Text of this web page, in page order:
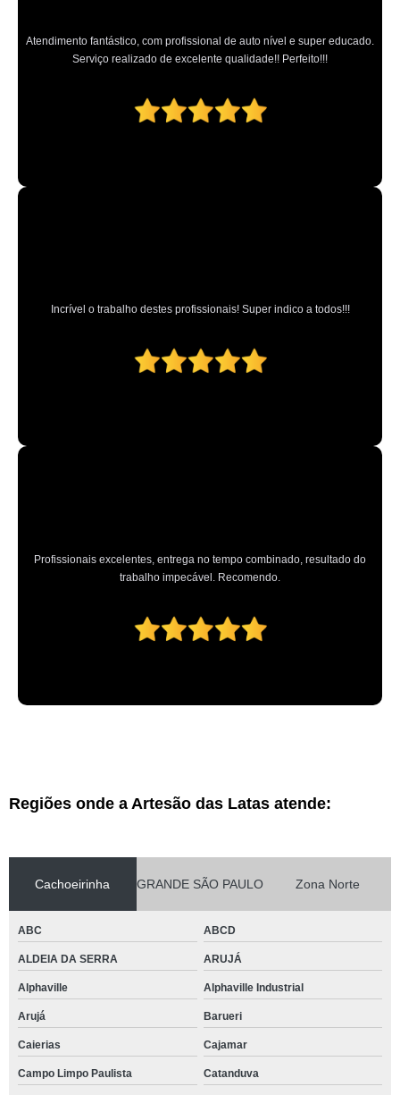
Atendimento fantástico, com profissional de auto nível e super educado.
Serviço realizado de excelente qualidade!! Perfeito!!!
Incrível o trabalho destes profissionais! Super indico a todos!!!
Profissionais excelentes, entrega no tempo combinado, resultado do
trabalho impecável. Recomendo.
Regiões onde a Artesão das Latas atende:
Cachoeirinha GRANDE SÃO PAULO Zona Norte
ABC ABCD
ALDEIA DA SERRA ARUJÁ
Alphaville Alphaville Industrial
Arujá Barueri
Caierias Cajamar
Campo Limpo Paulista Catanduva